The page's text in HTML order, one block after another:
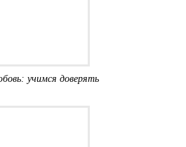
учимся доверять